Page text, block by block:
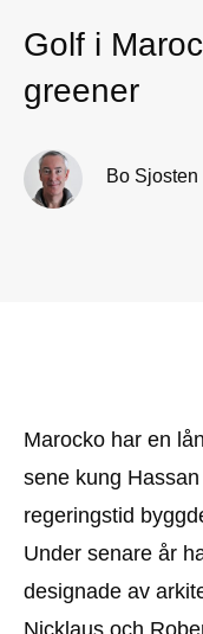
Golf i
greener
Bo Sjosten
Marocko har en
sene kung
regeringstid
Under senare år
designade av
Nicklaus och